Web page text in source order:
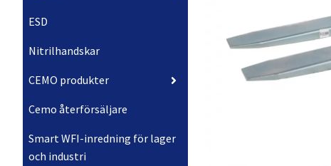
ESD
Nitrilhandskar
CEMO produkter
Cemo återförsäljare
Smart WFI-inredning för lager
och industri